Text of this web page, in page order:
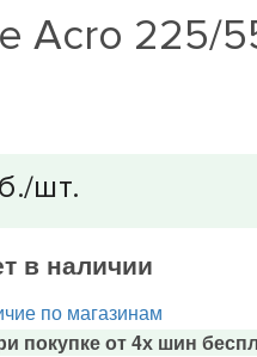
225/
в наличии
по магазинам
покупке от 4х шин